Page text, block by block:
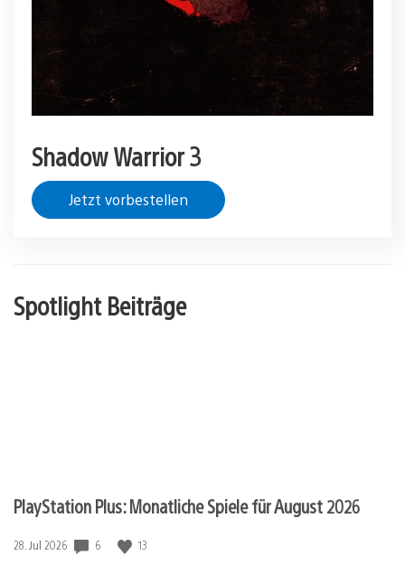
Shadow Warrior 3
Jetzt vorbestellen
Spotlight Beiträge
PlayStation Plus: Monatliche Spiele für August 2026
Veröffentlichungsdatum:
28. Jul 2026 6 13